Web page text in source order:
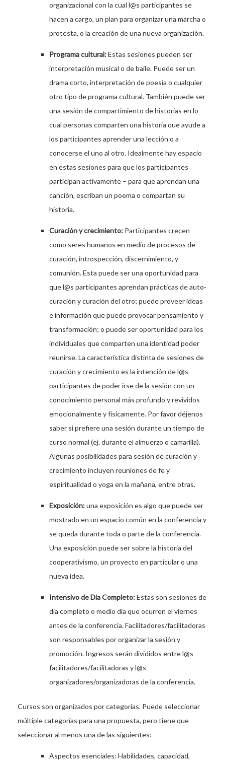
organizacional con la cual l@s participantes se
hacen a cargo, un plan para organizar una marcha o
protesta, o la creación de una nueva organización.
Programa cultural:Estas sesiones pueden ser
interpretación musical o de baile. Puede ser un
drama corto, interpretación de poesía o cualquier
otro tipo de programa cultural. También puede ser
una sesión de compartimiento de historias en lo
cual personas comparten una historia que ayude a
los participantes aprender una lección o a
conocerse el uno al otro. Idealmente hay espacio
en estas sesiones para que los participantes
participan activamente – para que aprendan una
canción, escriban un poema o compartan su
historia.
Curación y crecimiento: Participantes crecen
como seres humanos en medio de procesos de
curación, introspección, discernimiento, y
comunión. Esta puede ser una oportunidad para
que l@s participantes aprendan prácticas de auto-
curación y curación del otro; puede proveer ideas
e información que puede provocar pensamiento y
transformación; o puede ser oportunidad para los
individuales que comparten una identidad poder
reunirse. La característica distinta de sesiones de
curación y crecimiento es la intención de l@s
participantes de poder irse de la sesión con un
conocimiento personal más profundo y revividos
emocionalmente y físicamente. Por favor déjenos
saber si prefiere una sesión durante un tiempo de
curso normal (ej. durante el almuerzo o camarilla).
Algunas posibilidades para sesión de curación y
crecimiento incluyen reuniones de fe y
espiritualidad o yoga en la mañana, entre otras.
Exposición:una exposición es algo que puede ser
mostrado en un espacio común en la conferencia y
se queda durante toda o parte de la conferencia.
Una exposición puede ser sobre la historia del
cooperativismo, un proyecto en particular o una
nueva idea.
Intensivo de Dia Completo:Estas son sesiones de
dia completo o medio dia que ocurren el viernes
antes de la conferencia. Facilitadores/facilitadoras
son responsables por organizar la sesión y
promoción. Ingresos serán divididos entre l@s
facilitadores/facilitadoras y l@s
organizadores/organizadoras de la conferencia.
Cursos son organizados por categorías. Puede seleccionar
múltiple categorías para una propuesta, pero tiene que
seleccionar al menos una de las siguientes:
Aspectos esenciales: Habilidades, capacidad,